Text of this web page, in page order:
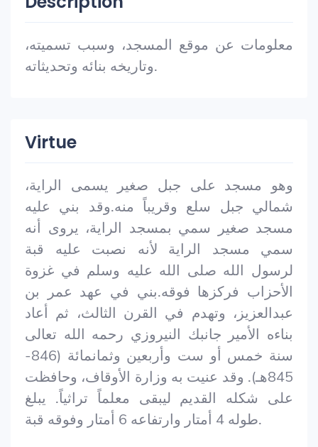
معلومات عن موقع المسجد، وسبب تسميته،
وتاريخه بنائه وتحديثاته.
Virtue
وهو مسجد على جبل صغير يسمى الراية،
شمالي جبل سلع وقريباً منه.وقد بني عليه
مسجد صغير سمي بمسجد الراية، يروى أنه
سمي مسجد الراية لأنه نصبت عليه قبة
لرسول الله صلى الله عليه وسلم في غزوة
الأحزاب فركزها فوقه.بني في عهد عمر بن
عبدالعزيز، وتهدم في القرن الثالث، ثم أعاد
بناءه الأمير جانبك النيروزي رحمه الله تعالى
سنة خمس أو ست وأربعين وثمانمائة (846-
845هـ). وقد عنيت به وزارة الأوقاف، وحافظت
على شكله القديم ليبقى معلماً تراثياً. يبلغ
طوله 4 أمتار وارتفاعه 6 أمتار وفوقه قبة.